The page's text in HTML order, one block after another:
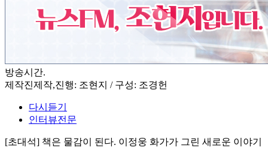
방송시간.
제작진제작,진행: 조현지 / 구성: 조경헌
다시듣기
인터뷰전문
[초대석] 책은 물감이 된다. 이정웅 화가가 그린 새로운 이야기